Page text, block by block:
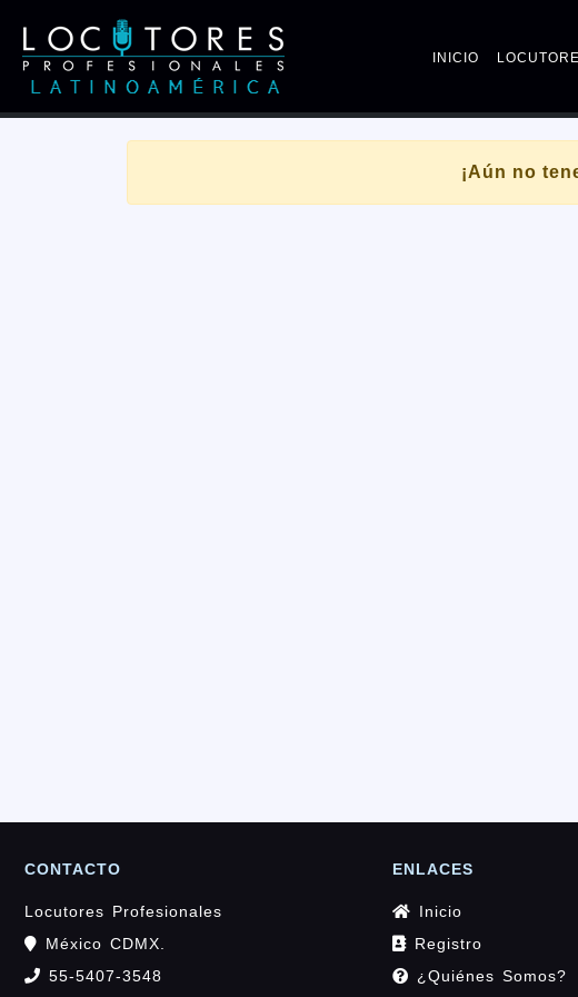
INICIO
¡Aún no
CONTACTO
Locutores Profesionales
México CDMX.
55-5407-3548
ENLACES
Inicio
Registro
¿Quiénes Somos?